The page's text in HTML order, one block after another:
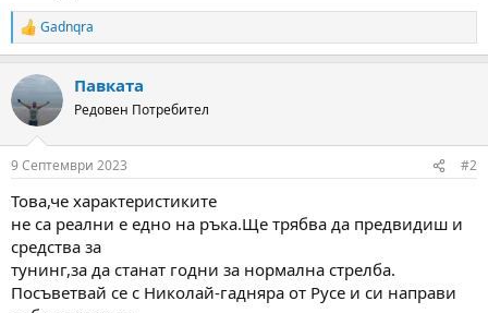
R
e
c
t
i
s
Gadnqra
Павката
Редовен Потребител
9 Септември 2023 #2
Това,че характеристиките
не са реални е едно на ръка.Ще трябва да предвидиш и
средства за
тунинг,за да станат годни за нормална стрелба.
Посъветвай се с Николай-гадняра от Русе и си направи